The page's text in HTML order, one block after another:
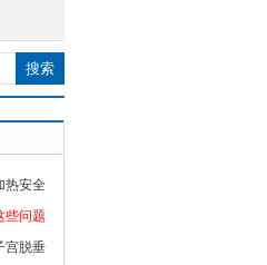
热安全
些问题
宫脱垂